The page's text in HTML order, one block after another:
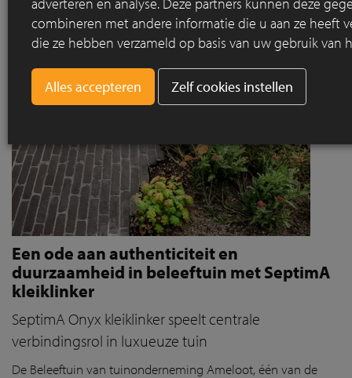
Een ode aan authenticiteit en
duurzaamheid in beleeftuin met SeptimA
kleiklinker
SeptimA Onyx kleiklinker speelt centrale
verbindingsrol in luxueuze tuin
De Beleeftuin van tuinonderneming Ameloot, één van de
combineren met andere informatie die u aan ze heeft
die ze hebben verzameld op basis van uw gebruik van
Zelf cookies instellen